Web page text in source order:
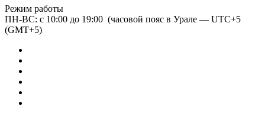
Режим работы
ПН-ВС: с 10:00 до 19:00 (часовой пояс в Урале — UTC+5
(GMT+5)